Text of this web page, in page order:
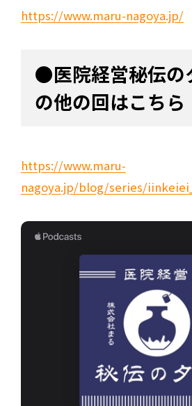
https://www.maru-nagoya.jp/
●医院経営秘伝の
の他の回はこちら
https://www.maru-
nagoya.jp/blog/series/